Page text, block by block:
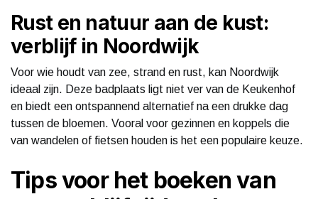
Rust en natuur aan de kust:
verblijf in Noordwijk
Voor wie houdt van zee, strand en rust, kan Noordwijk
ideaal zijn. Deze badplaats ligt niet ver van de Keukenhof
en biedt een ontspannend alternatief na een drukke dag
tussen de bloemen. Vooral voor gezinnen en koppels die
van wandelen of fietsen houden is het een populaire keuze.
Tips voor het boeken van